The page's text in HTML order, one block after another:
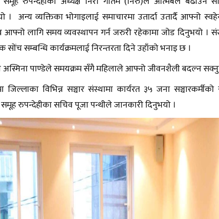
। अन्य व्यक्तिका भोगाइलाई समाचारमा उतार्दा उतार्दै आफ्नो
लागि समय व्यवस्थापन गर्न जरुरी रहेकामा जोड दिनुभयो ।
सोंच सम्बन्धि कार्यक्रमलाई निरन्तरता दिने उहाँको भनाइ छ ।
अस्मिना पाण्डेले समयक्रम सँगै महिलाले आफ्नो जीवनशैली बदल्न
जिल्लाका विभिन्न सञ्चार संस्थामा कार्यरत ३५ जना
समूह रुपन्देहीका सचिव पूजा पन्थीले जानकारी दिनुभयो ।